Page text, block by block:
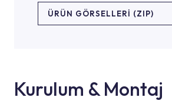
ÜRÜN GÖRSELLERI (ZIP)
Kurulum & Montaj